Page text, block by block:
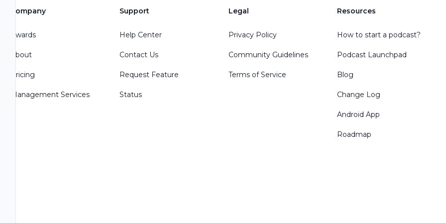
Company
Awards
About
Pricing
Management Services
Support
Help Center
Contact Us
Request Feature
Status
Legal
Privacy Policy
Community Guidelines
Terms of Service
Resources
How to start a podcast?
Podcast Launchpad
Blog
Change Log
Android App
Roadmap